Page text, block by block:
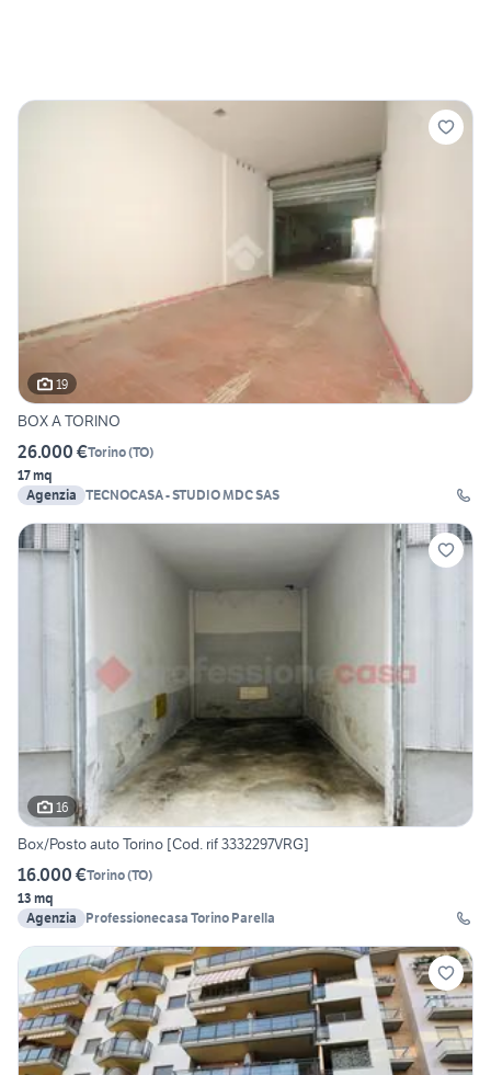
19
BOX A TORINO
26.000 €Torino(TO)
17 mq
Agenzia TECNOCASA - STUDIO MDC SAS
16
Box/Posto auto Torino [Cod. rif 3332297VRG]
16.000 €Torino(TO)
13 mq
Agenzia
Professionecasa Torino Parella